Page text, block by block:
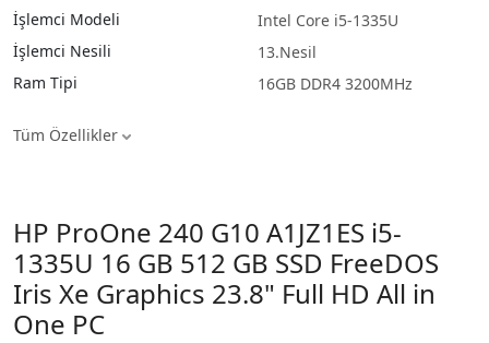
İşlemci Modeli
Intel Core i5-1335U
İşlemci Nesili
13.Nesil
Ram Tipi
16GB DDR4 3200MHz
Tüm Özellikler
HP ProOne 240 G10 A1JZ1ES i5-
1335U 16 GB 512 GB SSD FreeDOS
Iris Xe Graphics 23.8" Full HD All in
One PC